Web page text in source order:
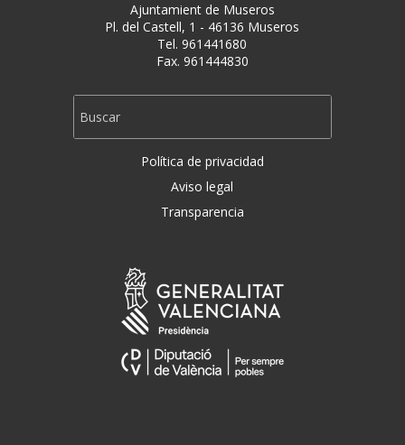
Ajuntamient de Museros
Pl. del Castell, 1 - 46136 Museros
Tel. 961441680
Fax. 961444830
Política de privacidad
Aviso legal
Transparencia